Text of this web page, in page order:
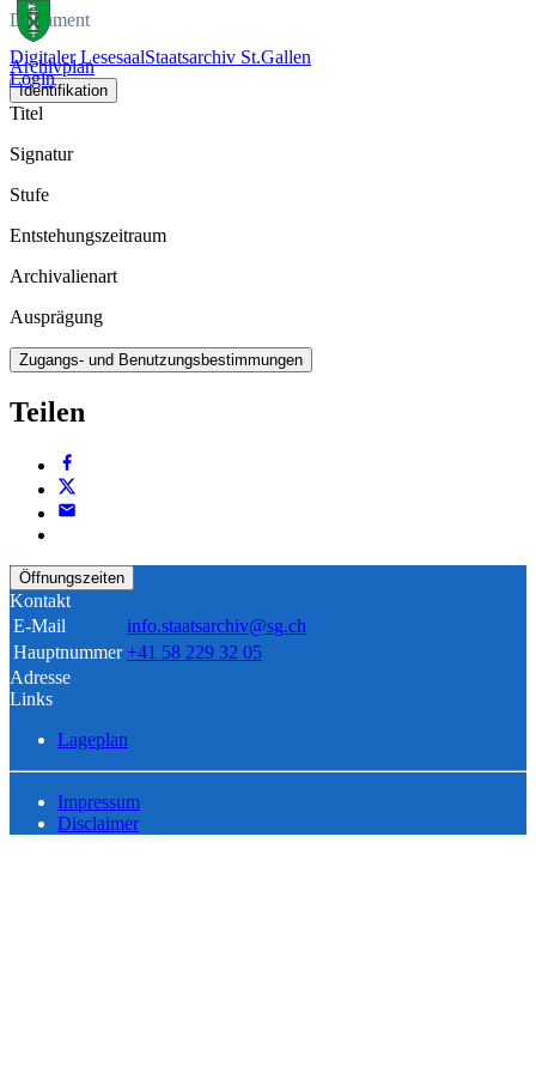
Digitaler LesesaalStaatsarchiv St.Gallen
Login
Dokument
Archivplan
Identifikation
Titel
Signatur
Stufe
Entstehungszeitraum
Archivalienart
Ausprägung
Zugangs- und Benutzungsbestimmungen
Teilen
Öffnungszeiten
Kontakt
E-Mail
info.staatsarchiv@sg.ch
Hauptnummer +41 58 229 32 05
Adresse
Links
Lageplan
Impressum
Disclaimer